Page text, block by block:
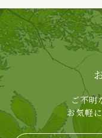
ご不明
お気軽